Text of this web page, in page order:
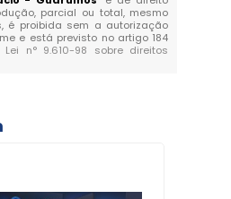
parcial ou total, mesmo
é proibida sem a autorização
e está previsto no artigo 184
Lei n° 9.610-98 sobre direitos